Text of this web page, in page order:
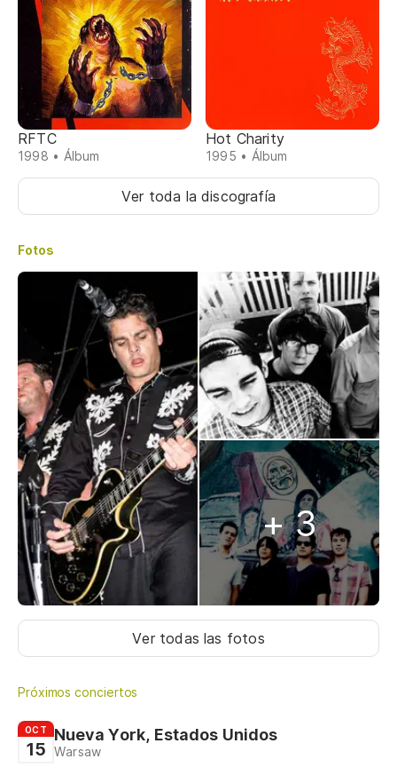
RFTC
1998 • Álbum
Hot Charity
1995 • Álbum
Ver toda la discografía
Fotos
+ 3
Ver todas las fotos
Próximos conciertos
OCT
15
Nueva York, Estados Unidos
Warsaw